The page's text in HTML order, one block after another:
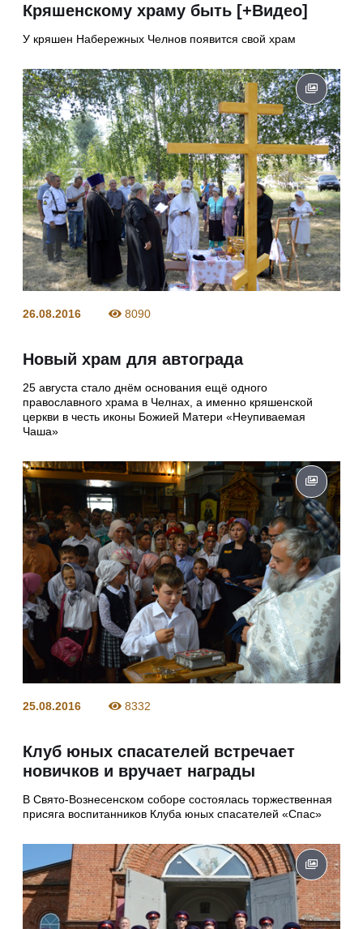
Кряшенскому храму быть [+Видео]
У кряшен Набережных Челнов появится свой храм
26.08.2016 8090
Новый храм для автограда
25 августа стало днём основания ещё одного
православного храма в Челнах, а именно кряшенской
церкви в честь иконы Божией Матери «Неупиваемая
Чаша»
25.08.2016 8332
Клуб юных спасателей встречает
новичков и вручает награды
В Свято-Вознесенском соборе состоялась торжественная
присяга воспитанников Клуба юных спасателей «Спас»